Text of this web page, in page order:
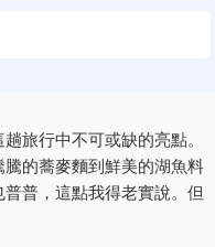
旅行中不可或缺的亮點。
的蕎麥麵到鮮美的湖魚料
普，這點我得老實說。但